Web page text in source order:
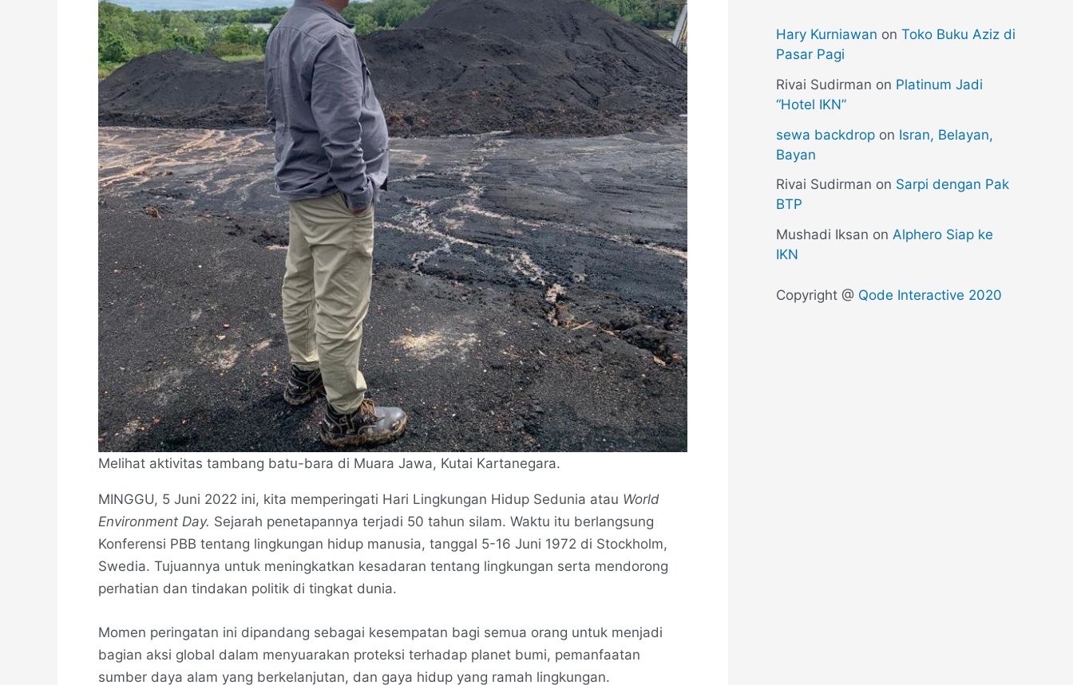
Melihat aktivitas tambang batu-bara di Muara Jawa, Kutai Kartanegara.
MINGGU, 5 Juni 2022 ini, kita memperingati Hari Lingkungan Hidup Sedunia atau World
Environment Day. Sejarah penetapannya terjadi 50 tahun silam. Waktu itu berlangsung
Konferensi PBB tentang lingkungan hidup manusia, tanggal 5-16 Juni 1972 di Stockholm,
Swedia. Tujuannya untuk meningkatkan kesadaran tentang lingkungan serta mendorong
perhatian dan tindakan politik di tingkat dunia.
Momen peringatan ini dipandang sebagai kesempatan bagi semua orang untuk menjadi
bagian aksi global dalam menyuarakan proteksi terhadap planet bumi, pemanfaatan
sumber daya alam yang berkelanjutan, dan gaya hidup yang ramah lingkungan.
Hary Kurniawan on Toko Buku Aziz di
Pasar Pagi
Rivai Sudirman on Platinum Jadi
“Hotel IKN”
sewa backdrop on Isran, Belayan,
Bayan
Rivai Sudirman on Sarpi dengan Pak
BTP
Mushadi Iksan on Alphero Siap ke
IKN
Copyright @ Qode Interactive 2020